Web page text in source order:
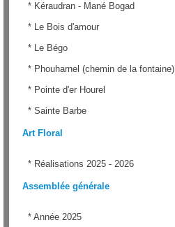
* Kéraudran - Mané Bogad
* Le Bois d'amour
* Le Bégo
* Phouharnel (chemin de la fontaine)
* Pointe d'er Hourel
* Sainte Barbe
Art Floral
* Réalisations 2025 - 2026
Assemblée générale
* Année 2025